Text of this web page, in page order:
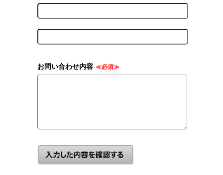
お問い合わせ内容 ≪必須≫